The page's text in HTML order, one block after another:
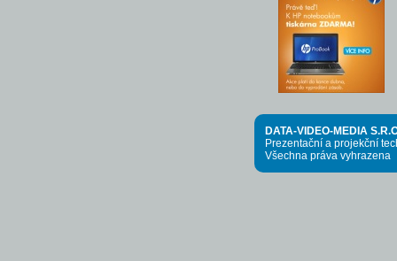
DATA-VIDEO-MEDIA
Prezentační a projekční
Všechna práva vyhrazena